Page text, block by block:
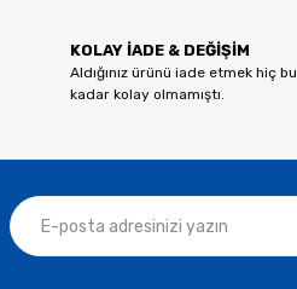
KOLAY İADE & DEĞİŞİM
Aldığınız ürünü iade etmek hiç bu
kadar kolay olmamıştı.